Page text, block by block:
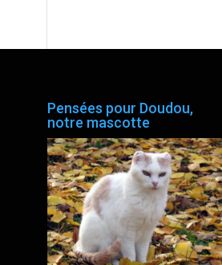
Pensées pour Doudou,
notre mascotte